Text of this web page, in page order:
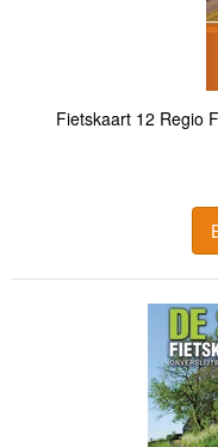
Fietskaart 12 Regio